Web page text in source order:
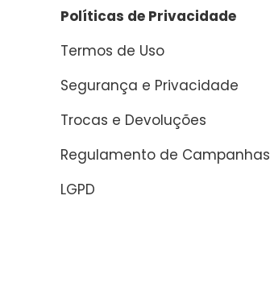
Políticas de Privacidade
Termos de Uso
Segurança e Privacidade
Trocas e Devoluções
Regulamento de Campanhas
LGPD